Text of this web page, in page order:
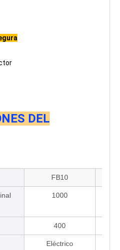
DEL
FB10
1000
400
Eléctrico